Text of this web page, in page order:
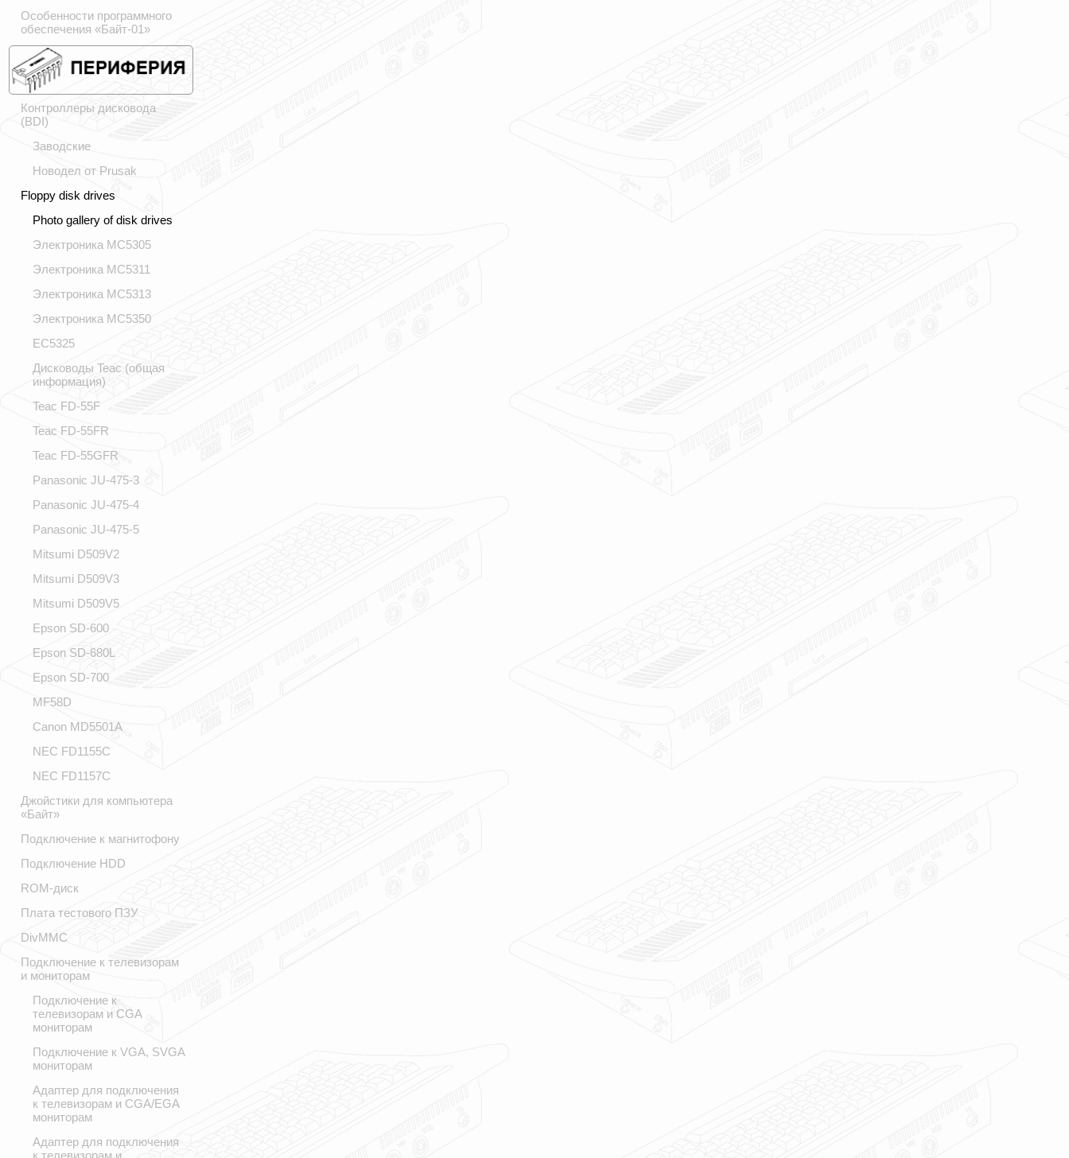
Особенности программного
обеспечения «Байт-01»
Контроллеры дисковода
(BDI)
Заводские
Новодел от Prusak
Floppy disk drives
Photo gallery of disk drives
Электроника МС5305
Электроника МС5311
Электроника МС5313
Электроника МС5350
ЕС5325
Дисководы Teac (общая
информация)
Teac FD-55F
Teac FD-55FR
Teac FD-55GFR
Panasonic JU-475-3
Panasonic JU-475-4
Panasonic JU-475-5
Mitsumi D509V2
Mitsumi D509V3
Mitsumi D509V5
Epson SD-600
Epson SD-680L
Epson SD-700
MF58D
Canon MD5501A
NEC FD1155C
NEC FD1157C
Джойстики для компьютера
«Байт»
Подключение к магнитофону
Подключение HDD
ROM-диск
Плата тестового ПЗУ
DivMMC
Подключение к телевизорам
и мониторам
Подключение к
телевизорам и CGA
мониторам
Подключение к VGA, SVGA
мониторам
Адаптер для подключения
к телевизорам и CGA/EGA
мониторам
Адаптер для подключения
к телевизорам и